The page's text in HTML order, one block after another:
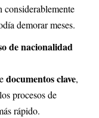
considerablemente
demorar meses.
de nacionalidad
documentos clave,
procesos de
rápido.